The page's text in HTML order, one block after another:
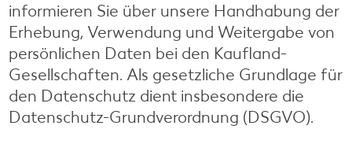
informieren Sie über unsere Handhabung der
Erhebung, Verwendung und Weitergabe von
persönlichen Daten bei den Kaufland-
Gesellschaften. Als gesetzliche Grundlage für
den Datenschutz dient insbesondere die
Datenschutz-Grundverordnung (DSGVO).